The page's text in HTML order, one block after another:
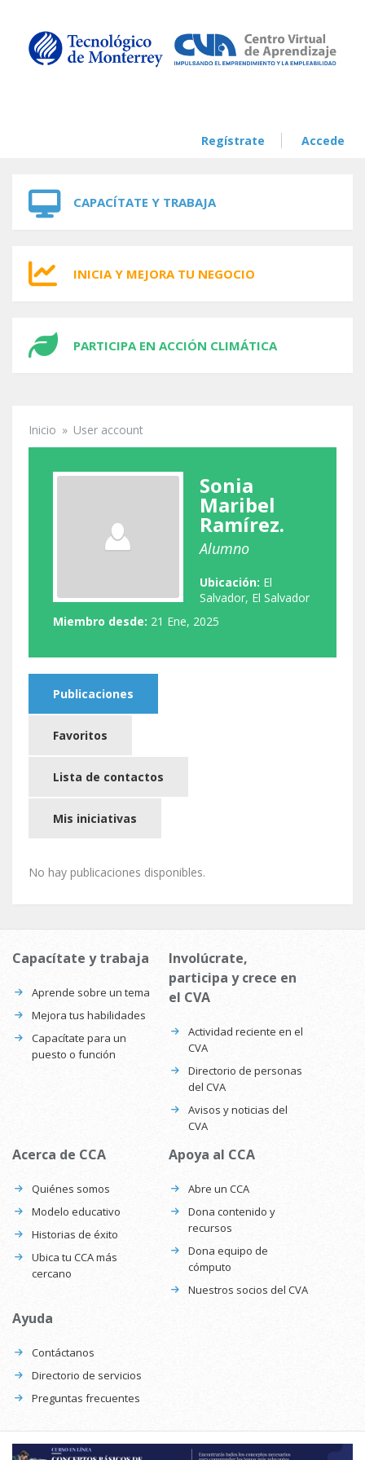
Regístrate Accede
CAPACÍTATE Y TRABAJA
INICIA Y MEJORA TU NEGOCIO
PARTICIPA EN ACCIÓN CLIMÁTICA
Se encuentra usted aquí
Inicio » User account
Sonia
Maribel
Ramírez.
Alumno
Ubicación: El
Salvador, El Salvador
Miembro desde: 21 Ene, 2025
Publicaciones
Favoritos
Lista de contactos
Mis iniciativas
No hay publicaciones disponibles.
Capacítate y trabaja
Aprende sobre un tema
Mejora tus habilidades
Capacítate para un
puesto o función
Involúcrate,
participa y crece en
el CVA
Actividad reciente en el
CVA
Directorio de personas
del CVA
Avisos y noticias del
CVA
Acerca de CCA
Quiénes somos
Modelo educativo
Historias de éxito
Ubica tu CCA más
cercano
Apoya al CCA
Abre un CCA
Dona contenido y
recursos
Dona equipo de
cómputo
Nuestros socios del CVA
Ayuda
Contáctanos
Directorio de servicios
Preguntas frecuentes